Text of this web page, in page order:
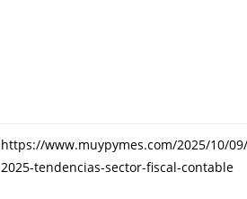
https://www.muypymes.com/2025/10/
2025-tendencias-sector-fiscal-contable